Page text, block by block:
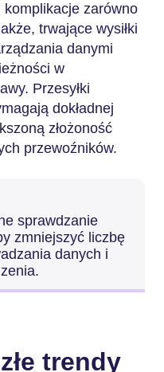
komplikacje zarówno
trwające wysiłki
danymi
w
Przesyłki
dokładnej
złożoność
przewoźników.
sprawdzanie
zmniejszyć liczbę
danych i
trendy